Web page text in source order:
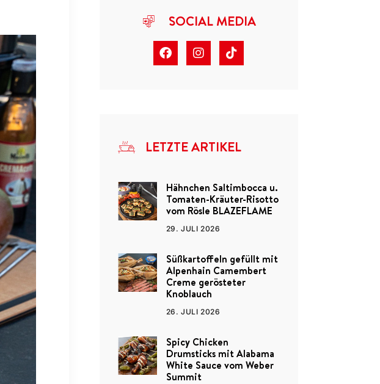
SOCIAL MEDIA
LETZTE ARTIKEL
Hähnchen Saltimbocca u.
Tomaten-Kräuter-Risotto
vom Rösle BLAZEFLAME
29. JULI 2026
Süßkartoffeln gefüllt mit
Alpenhain Camembert
Creme gerösteter
Knoblauch
26. JULI 2026
Spicy Chicken
Drumsticks mit Alabama
White Sauce vom Weber
Summit